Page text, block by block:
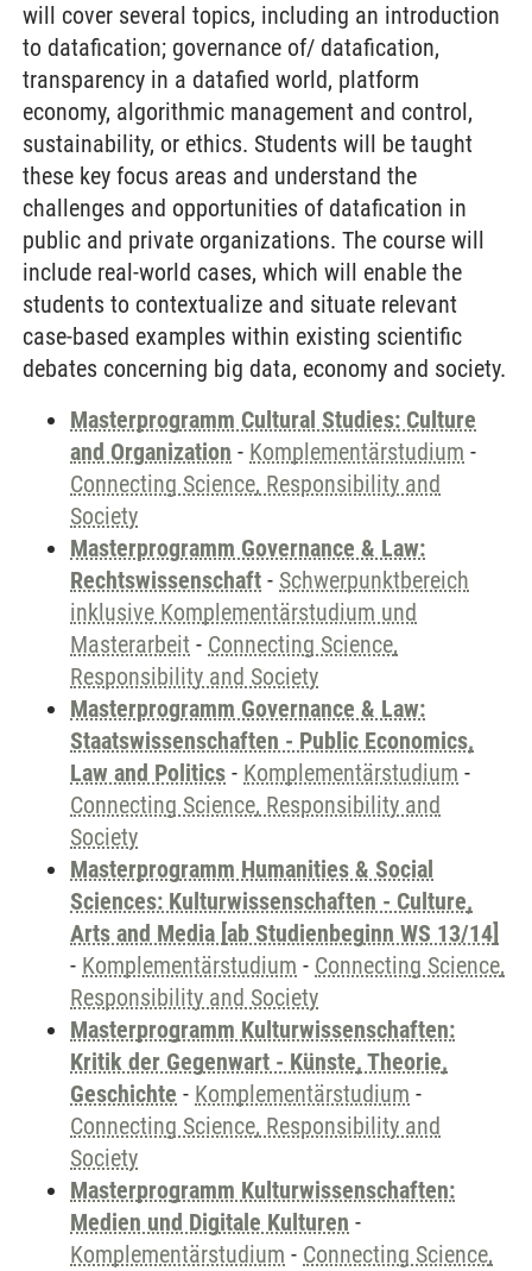
will cover several topics, including an introduction
to datafication; governance of/ datafication,
transparency in a datafied world, platform
economy, algorithmic management and control,
sustainability, or ethics. Students will be taught
these key focus areas and understand the
challenges and opportunities of datafication in
public and private organizations. The course will
include real-world cases, which will enable the
students to contextualize and situate relevant
case-based examples within existing scientific
debates concerning big data, economy and society.
Masterprogramm Cultural Studies: Culture
and Organization - Komplementärstudium -
Connecting Science, Responsibility and
Society
Masterprogramm Governance & Law:
Rechtswissenschaft - Schwerpunktbereich
inklusive Komplementärstudium und
Masterarbeit - Connecting Science,
Responsibility and Society
Masterprogramm Governance & Law:
Staatswissenschaften - Public Economics,
Law and Politics - Komplementärstudium -
Connecting Science, Responsibility and
Society
Masterprogramm Humanities & Social
Sciences: Kulturwissenschaften - Culture,
Arts and Media [ab Studienbeginn WS 13/14]
- Komplementärstudium - Connecting Science,
Responsibility and Society
Masterprogramm Kulturwissenschaften:
Kritik der Gegenwart - Künste, Theorie,
Geschichte - Komplementärstudium -
Connecting Science, Responsibility and
Society
Masterprogramm Kulturwissenschaften:
Medien und Digitale Kulturen -
Komplementärstudium - Connecting Science,